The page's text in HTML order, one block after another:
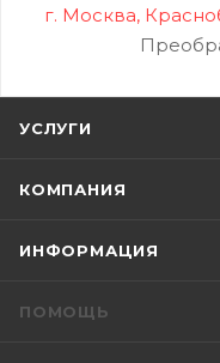
г. Москва,
УСЛУГИ
КОМПАНИЯ
ИНФОРМАЦИЯ
ПОМОЩЬ